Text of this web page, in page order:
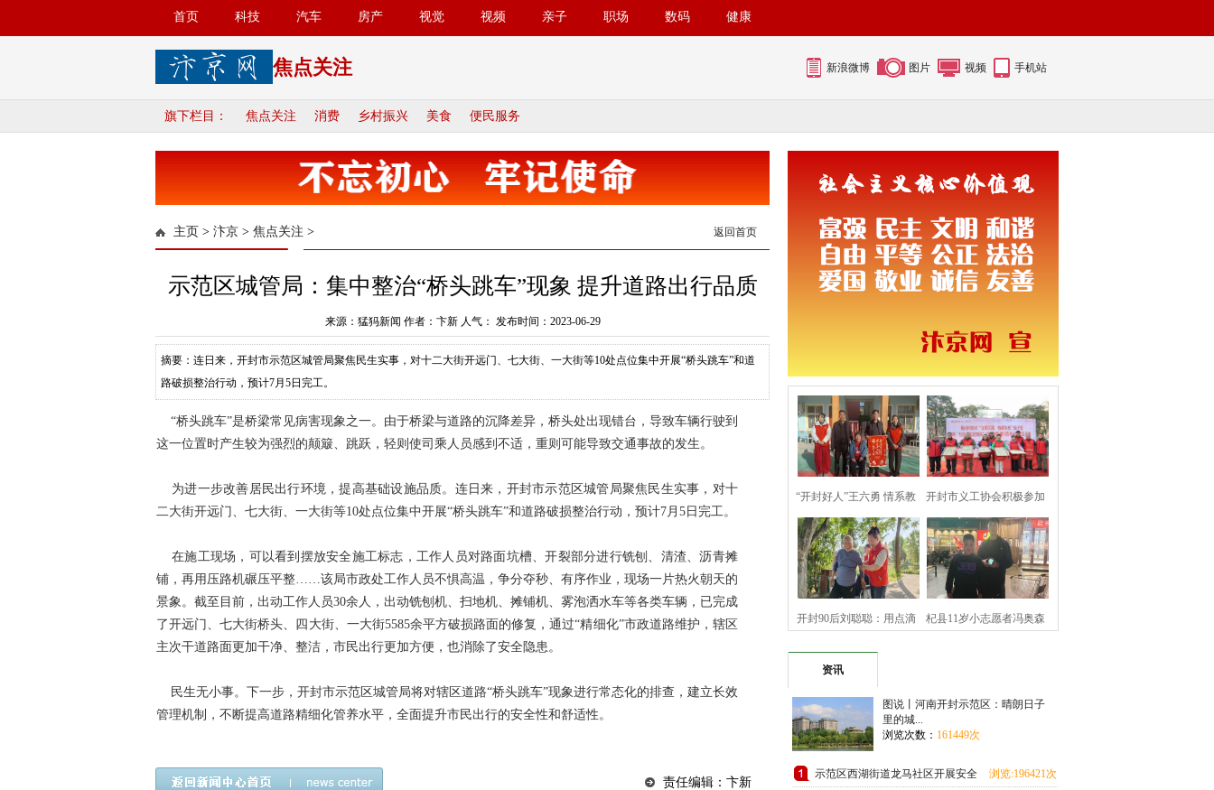
首页 科技 汽车 房产 视觉 视频 亲子 职场 数码 健康
焦点关注 新浪微博 图片 视频 手机站
旗下栏目： 焦点关注 消费 乡村振兴 美食 便民服务
主页 > 汴京 > 焦点关注 > 返回首页
示范区城管局：集中整治“桥头跳车”现象 提升道路出行品质
来源：猛犸新闻 作者：卞新 人气： 发布时间：2023-06-29
摘要：连日来，开封市示范区城管局聚焦民生实事，对十二大街开远门、七大街、一大街等10处点位集中开展“桥头跳车”和道
路破损整治行动，预计7月5日完工。
“桥头跳车”是桥梁常见病害现象之一。由于桥梁与道路的沉降差异，桥头处出现错台，导致车辆行驶到
这一位置时产生较为强烈的颠簸、跳跃，轻则使司乘人员感到不适，重则可能导致交通事故的发生。
为进一步改善居民出行环境，提高基础设施品质。连日来，开封市示范区城管局聚焦民生实事，对十
二大街开远门、七大街、一大街等10处点位集中开展“桥头跳车”和道路破损整治行动，预计7月5日完工。
在施工现场，可以看到摆放安全施工标志，工作人员对路面坑槽、开裂部分进行铣刨、清渣、沥青摊
铺，再用压路机碾压平整……该局市政处工作人员不惧高温，争分夺秒、有序作业，现场一片热火朝天的
景象。截至目前，出动工作人员30余人，出动铣刨机、扫地机、摊铺机、雾泡洒水车等各类车辆，已完成
了开远门、七大街桥头、四大街、一大街5585余平方破损路面的修复，通过“精细化”市政道路维护，辖区
主次干道路面更加干净、整洁，市民出行更加方便，也消除了安全隐患。
民生无小事。下一步，开封市示范区城管局将对辖区道路“桥头跳车”现象进行常态化的排查，建立长效
管理机制，不断提高道路精细化管养水平，全面提升市民出行的安全性和舒适性。
责任编辑：卞新
“开封好人”王六勇 情系教
育暖寒冬
开封市义工协会积极参加
顺河回族区文
开封90后刘聪聪：用点滴 杞县11岁小志愿者冯奥森
资讯
图说丨河南开封示范区：晴朗日子
里的城...
浏览次数： 161449次
示范区西湖街道龙马社区开展安全
浏览:196421次